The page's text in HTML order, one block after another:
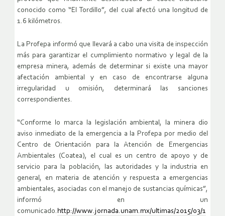
conocido como “El Tordillo”, del cual afectó una longitud de
1.6 kilómetros.
La Profepa informó que llevará a cabo una visita de inspección
más para garantizar el cumplimiento normativo y legal de la
empresa minera, además de determinar si existe una mayor
afectación ambiental y en caso de encontrarse alguna
irregularidad u omisión, determinará las sanciones
correspondientes.
“Conforme lo marca la legislación ambiental, la minera dio
aviso inmediato de la emergencia a la Profepa por medio del
Centro de Orientación para la Atención de Emergencias
Ambientales (Coatea), el cual es un centro de apoyo y de
servicio para la población, las autoridades y la industria en
general, en materia de atención y respuesta a emergencias
ambientales, asociadas con el manejo de sustancias químicas”,
informó en un
comunicado. http://www.jornada.unam.mx/ultimas/2015/03/1